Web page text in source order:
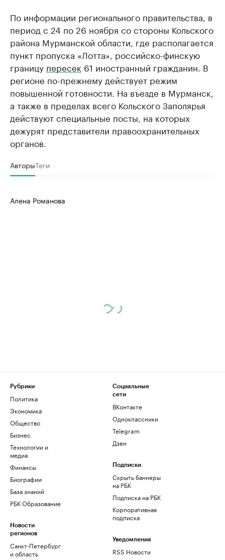
По информации регионального правительства, в
период с 24 по 26 ноября со стороны Кольского
района Мурманской области, где располагается
пункт пропуска «Лотта», российско-финскую
границу пересек 61 иностранный гражданин. В
регионе по-прежнему действует режим
повышенной готовности. На въезде в Мурманск,
а также в пределах всего Кольского Заполярья
действуют специальные посты, на которых
дежурят представители правоохранительных
органов.
АвторыТеги
Алена Романова
Рубрики
Политика
Экономика
Общество
Бизнес
Технологии и
медиа
Финансы
Биографии
База знаний
РБК Образование
Новости
регионов
Санкт-Петербург
и область
Социальные
сети
ВКонтакте
Одноклассники
Telegram
Дзен
Подписки
Скрыть баннеры
на РБК
Подписка на РБК
Корпоративная
подписка
Уведомления
RSS Новости